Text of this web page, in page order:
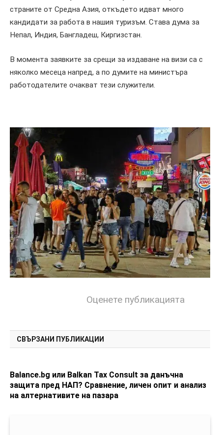
страните от Средна Азия, откъдето идват много
кандидати за работа в нашия туризъм. Става дума за
Непал, Индия, Бангладеш, Киргизстан.
В момента заявките за срещи за издаване на визи са с
няколко месеца напред, а по думите на министъра
работодателите очакват тези служители.
Оценете публикацията
СВЪРЗАНИ ПУБЛИКАЦИИ
Balance.bg или Balkan Tax Consult за данъчна
защита пред НАП? Сравнение, личен опит и анализ
на алтернативите на пазара